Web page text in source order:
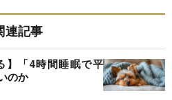
連記事
】「4時間睡眠で平
のか